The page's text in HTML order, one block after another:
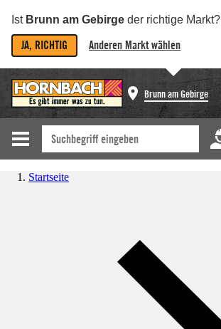
Ist Brunn am Gebirge der richtige Markt?
JA, RICHTIG Anderen Markt wählen
Brunn am Gebirge
Startseite